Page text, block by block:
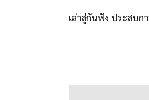
เล่าสู่กันฟัง ประสบก